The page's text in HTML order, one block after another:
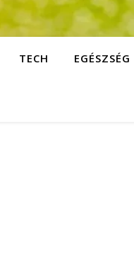
TECH EGÉSZSÉG